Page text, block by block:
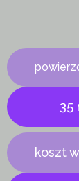
35
koszt